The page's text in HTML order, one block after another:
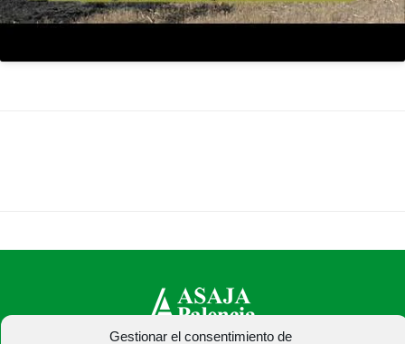
Gestionar el consentimiento de